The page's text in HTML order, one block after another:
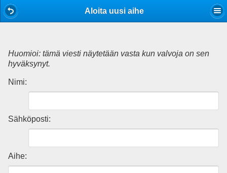
Aloita uusi aihe
Huomioi: tämä viesti näytetään vasta kun valvoja on sen
hyväksynyt.
Nimi:
Sähköposti:
Aihe: